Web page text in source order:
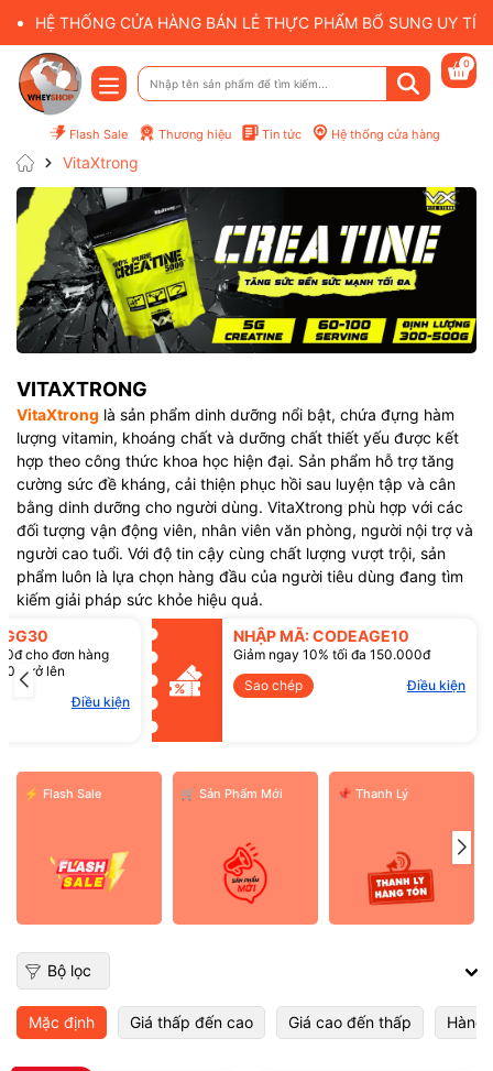
HỆ THỐNG CỬA HÀNG BÁN LẺ THỰC PHẨM BỔ SUNG UY
Flash Sale Thương hiệu Tin tức Hệ thống cửa hàng
0
VitaXtrong
VITAXTRONG
VitaXtrong là sản phẩm dinh dưỡng nổi bật, chứa đựng hàm
lượng vitamin, khoáng chất và dưỡng chất thiết yếu được kết
hợp theo công thức khoa học hiện đại. Sản phẩm hỗ trợ tăng
cường sức đề kháng, cải thiện phục hồi sau luyện tập và cân
bằng dinh dưỡng cho người dùng. VitaXtrong phù hợp với các
đối tượng vận động viên, nhân viên văn phòng, người nội trợ và
người cao tuổi. Với độ tin cậy cùng chất lượng vượt trội, sản
phẩm luôn là lựa chọn hàng đầu của người tiêu dùng đang tìm
kiếm giải pháp sức khỏe hiệu quả.
cho đơn hàng
trở lên
Điều kiện
NHẬP MÃ: CODEAGE10
Giảm ngay 10% tối đa 150.000đ
Sao chép
Điều kiện
Mã giảm giá:
Điều kiện:
⚡ Flash Sale ️🛒 Sản Phẩm Mới 📌 Thanh Lý
Bộ lọc
Mặc định Giá thấp đến cao Giá cao đến thấp Hàng